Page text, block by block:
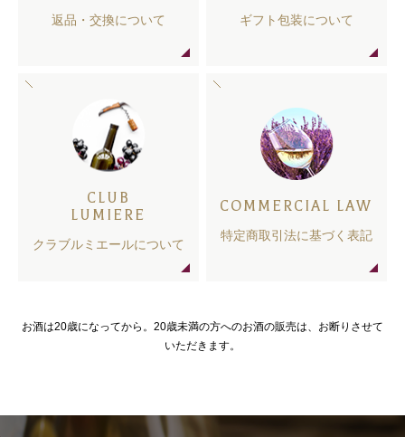
返品・交換について ギフト包装について
CLUB
LUMIERE
クラブルミエールについて
COMMERCIAL LAW
特定商取引法に基づく表記
お酒は20歳になってから。20歳未満の方へのお酒の販売は、お断りさせて
いただきます。